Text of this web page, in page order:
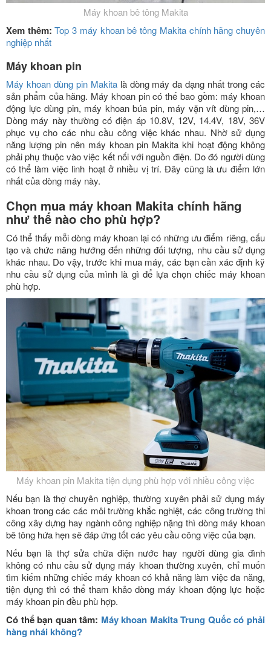
Máy khoan bê tông Makita
Xem thêm: Top 3 máy khoan bê tông Makita chính hãng chuyên
nghiệp nhất
Máy khoan pin
Máy khoan dùng pin Makitalà dòng máy đa dạng nhất trong các
sản phẩm của hãng. Máy khoan pin có thế bao gồm: máy khoan
động lực dùng pin, máy khoan búa pin, máy vặn vít dùng pin,…
Dòng máy này thường có điện áp 10.8V, 12V, 14.4V, 18V, 36V
phục vụ cho các nhu cầu công việc khác nhau. Nhờ sử dụng
năng lượng pin nên máy khoan pin Makita khi hoạt động không
phải phụ thuộc vào việc kết nối với nguồn điện. Do đó người dùng
có thể làm việc linh hoạt ở nhiều vị trí. Đây cũng là ưu điểm lớn
nhất của dòng máy này.
Chọn mua máy khoan Makita chính hãng
như thế nào cho phù hợp?
Có thể thấy mỗi dòng máy khoan lại có những ưu điểm riêng, cấu
tạo và chức năng hướng đến những đối tượng, nhu cầu sử dụng
khác nhau. Do vậy, trước khi mua máy, các bạn cần xác định kỹ
nhu cầu sử dụng của mình là gì để lựa chọn chiếc máy khoan
phù hợp.
Máy khoan pin Makita tiện dụng phù hợp với nhiều công việc
Nếu bạn là thợ chuyên nghiệp, thường xuyên phải sử dụng máy
khoan trong các các môi trường khắc nghiệt, các công trường thi
công xây dựng hay ngành công nghiệp nặng thì dòng máy khoan
bê tông hứa hẹn sẽ đáp ứng tốt các yêu cầu công việc của bạn.
Nếu bạn là thợ sửa chữa điện nước hay người dùng gia đình
không có nhu cầu sử dụng máy khoan thường xuyên, chỉ muốn
tìm kiếm những chiếc máy khoan có khả năng làm việc đa năng,
tiện dụng thì có thể tham khảo dòng máy khoan động lực hoặc
máy khoan pin đều phù hợp.
Có thể bạn quan tâm: Máy khoan Makita Trung Quốc có phải
hàng nhái không?